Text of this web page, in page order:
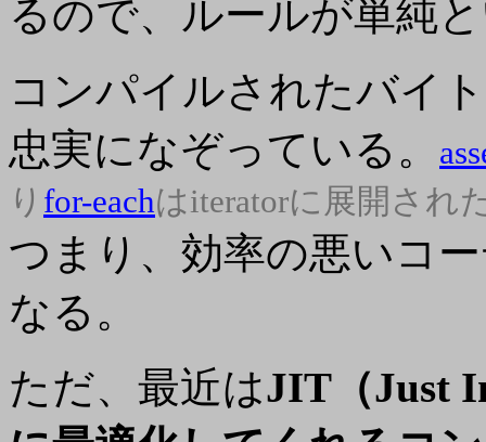
るので、ルールが単純
コンパイルされたバイ
忠実になぞっている。
り for-eachはiteratorに展開され
つまり、効率の悪いコ
なる。
ただ、最近はJIT（Just